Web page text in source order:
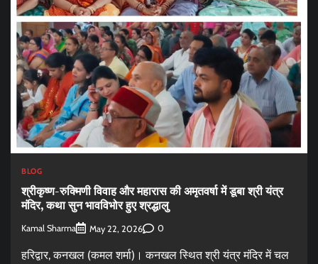
BLOG
श्रीकृष्ण-रुक्मिणी विवाह और महारास की अमृतवर्षा में डूबा श्री यंत्र
मंदिर, कथा सुन भावविभोर हुए श्रद्धालु
Kamal Sharma May 22, 2026 0
हरिद्वार, कनखल (कमल शर्मा)। कनखल स्थित श्री यंत्र मंदिर में चल